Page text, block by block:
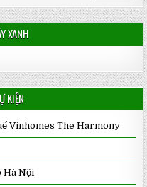
XANH
KIỆN
Vinhomes The Harmony
Hà Nội